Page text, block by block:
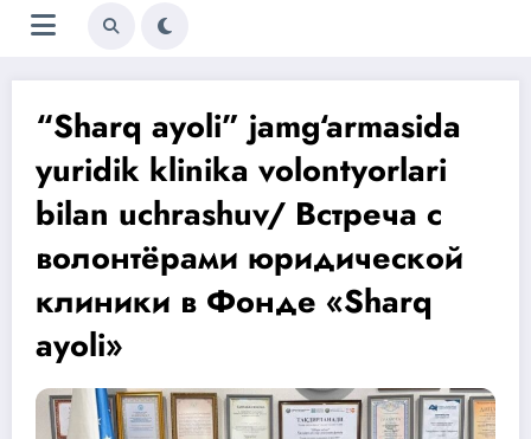
“Sharq ayoli” jamg‘armasida
yuridik klinika volontyorlari
bilan uchrashuv/ Встреча с
волонтёрами юридической
клиники в Фонде «Sharq
ayoli»